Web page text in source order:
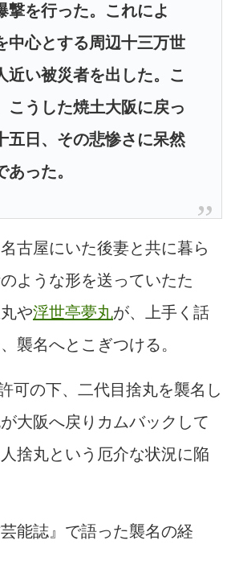
撃を行った。これによ
中心とする周辺十三万世
近い被災者を出した。こ
こうした焼土大阪に戻っ
五日、その悲惨さに呆然
あった。
古屋にいた後妻と共に暮ら
ような形を送っていたた
や浮世亭夢丸が、上手く話
襲名へとこぎつける。
可の下、二代目捨丸を襲名し
大阪へ戻りカムバックして
捨丸という厄介な状況に陥
能誌』で語った襲名の経